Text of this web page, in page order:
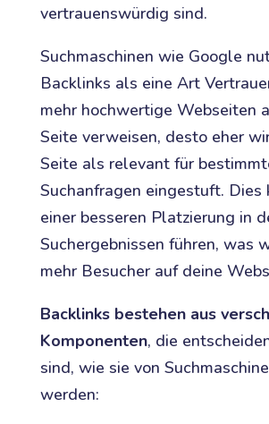
vertrauenswürdig sind.
Suchmaschinen wie Google
Backlinks als eine Art
mehr hochwertige Webseiten
Seite verweisen, desto eher
Seite als relevant für
Suchanfragen eingestuft. Dies
einer besseren Platzierung in
Suchergebnissen führen, was
mehr Besucher auf deine
Backlinks bestehen aus
Komponenten, die
sind, wie sie von
werden: